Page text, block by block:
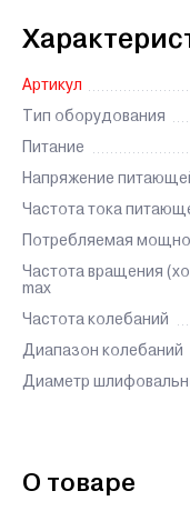
Артикул
Тип оборудования
Питание
Напряжение
Частота тока
Потребляемая
Частота вращения
max
Частота колебаний
Диапазон колебаний
Диаметр
О товаре